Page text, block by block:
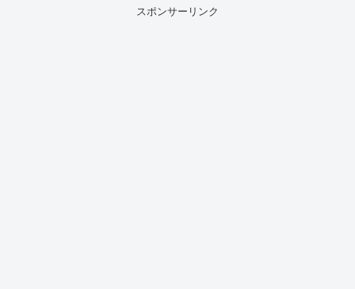
スポンサーリンク